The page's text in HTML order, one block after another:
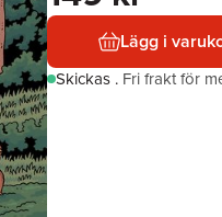
Lägg i
Skickas . Fri frakt för